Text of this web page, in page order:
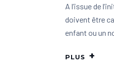
A l’issue de
doivent être
enfant ou un
PLUS